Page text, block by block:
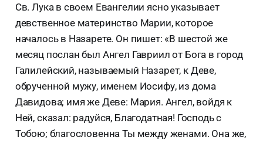
Св. Лука в своем Евангелии ясно указывает
девственное материнство Марии, которое
началось в Назарете. Он пишет: «В шестой же
месяц послан был Ангел Гавриил от Бога в город
Галилейский, называемый Назарет, к Деве,
обрученной мужу, именем Иосифу, из дома
Давидова; имя же Деве: Мария. Ангел, войдя к
Ней, сказал: радуйся, Благодатная! Господь с
Тобою; благословенна Ты между женами. Она же,